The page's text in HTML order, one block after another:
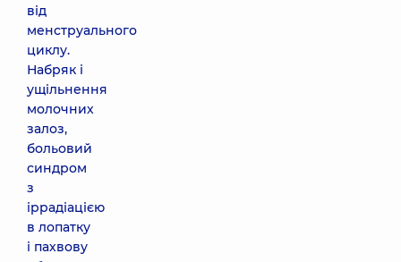
від
менструального
циклу.
Набряк і
ущільнення
молочних
залоз,
больовий
синдром
з
іррадіацією
в лопатку
і пахвову